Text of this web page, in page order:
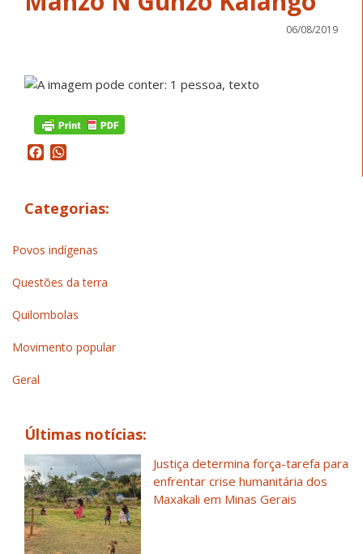
06/08/2019
Facebook
Categorias:
Povos indígenas
Questões da terra
Quilombolas
Movimento popular
Geral
Últimas notícias:
Justiça determina força-tarefa para
enfrentar crise humanitária dos
Maxakali em Minas Gerais